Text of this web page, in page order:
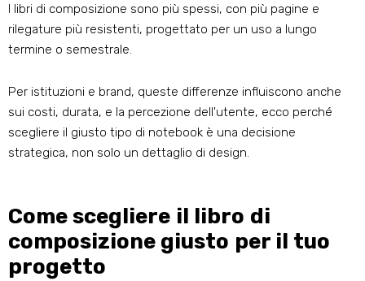
I libri di composizione sono più spessi, con più pagine e
rilegature più resistenti, progettato per un uso a lungo
termine o semestrale.
Per istituzioni e brand, queste differenze influiscono anche
sui costi, durata, e la percezione dell'utente, ecco perché
scegliere il giusto tipo di notebook è una decisione
strategica, non solo un dettaglio di design.
Come scegliere il libro di
composizione giusto per il tuo
progetto